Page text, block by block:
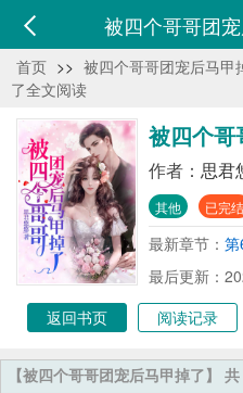
被四个哥哥团
首页 >> 被四个哥哥团宠后马甲
了全文阅读
被四个哥
作者： 思君
其他 已完结
最新章节：
完）
最后更新：
返回书页
阅读记录
【被四个哥哥团宠后马甲掉了】